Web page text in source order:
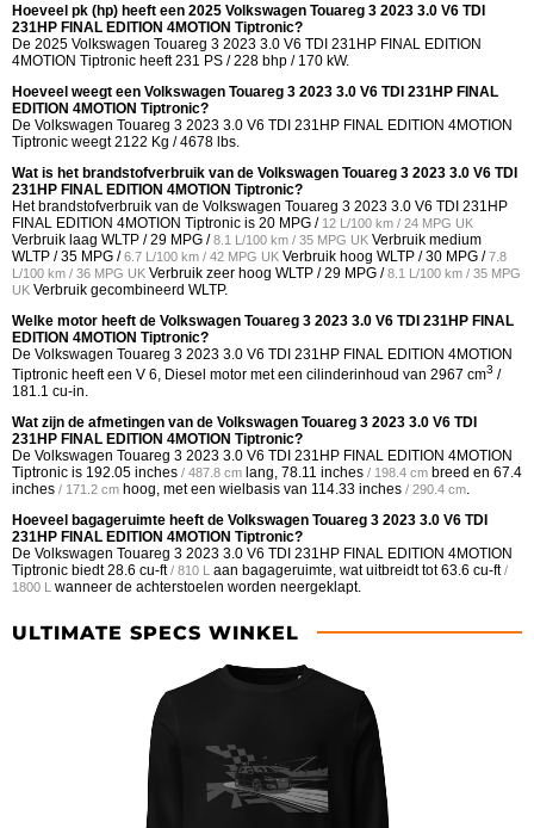
Hoeveel pk (hp) heeft een 2025 Volkswagen Touareg 3 2023 3.0 V6 TDI
231HP FINAL EDITION 4MOTION Tiptronic?
De 2025 Volkswagen Touareg 3 2023 3.0 V6 TDI 231HP FINAL EDITION
4MOTION Tiptronic heeft 231 PS / 228 bhp / 170 kW.
Hoeveel weegt een Volkswagen Touareg 3 2023 3.0 V6 TDI 231HP FINAL
EDITION 4MOTION Tiptronic?
De Volkswagen Touareg 3 2023 3.0 V6 TDI 231HP FINAL EDITION 4MOTION
Tiptronic weegt 2122 Kg / 4678 lbs.
Wat is het brandstofverbruik van de Volkswagen Touareg 3 2023 3.0 V6 TDI
231HP FINAL EDITION 4MOTION Tiptronic?
Het brandstofverbruik van de Volkswagen Touareg 3 2023 3.0 V6 TDI 231HP
FINAL EDITION 4MOTION Tiptronic is 20 MPG / 12 L/100 km / 24 MPG UK
Verbruik laag WLTP /29 MPG /8.1 L/100 km / 35 MPG UK Verbruik medium
WLTP /35 MPG /6.7 L/100 km / 42 MPG UK Verbruik hoog WLTP /30 MPG /7.8
L/100 km / 36 MPG UK Verbruik zeer hoog WLTP /29 MPG /8.1 L/100 km / 35 MPG
UK Verbruik gecombineerd WLTP.
Welke motor heeft de Volkswagen Touareg 3 2023 3.0 V6 TDI 231HP FINAL
EDITION 4MOTION Tiptronic?
De Volkswagen Touareg 3 2023 3.0 V6 TDI 231HP FINAL EDITION 4MOTION
Tiptronic heeft een V 6, Diesel motor met een cilinderinhoud van 2967 cm3 /
181.1 cu-in.
Wat zijn de afmetingen van de Volkswagen Touareg 3 2023 3.0 V6 TDI
231HP FINAL EDITION 4MOTION Tiptronic?
De Volkswagen Touareg 3 2023 3.0 V6 TDI 231HP FINAL EDITION 4MOTION
Tiptronic is 192.05 inches / 487.8 cm lang, 78.11 inches / 198.4 cm breed en 67.4
inches / 171.2 cm hoog, met een wielbasis van 114.33 inches / 290.4 cm
Hoeveel bagageruimte heeft de Volkswagen Touareg 3 2023 3.0 V6 TDI
231HP FINAL EDITION 4MOTION Tiptronic?
De Volkswagen Touareg 3 2023 3.0 V6 TDI 231HP FINAL EDITION 4MOTION
Tiptronic biedt28.6 cu-ft / 810 L aan bagageruimte, wat uitbreidt tot63.6 cu-ft /
1800 L wanneer de achterstoelen worden neergeklapt.
ULTIMATE SPECS WINKEL